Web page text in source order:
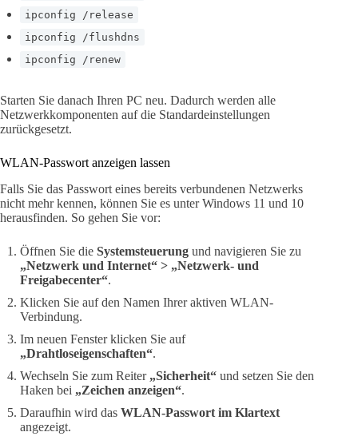
ipconfig /release
ipconfig /flushdns
ipconfig /renew
Starten Sie danach Ihren PC neu. Dadurch werden alle
Netzwerkkomponenten auf die Standardeinstellungen
zurückgesetzt.
WLAN-Passwort anzeigen lassen
Falls Sie das Passwort eines bereits verbundenen Netzwerks
nicht mehr kennen, können Sie es unter Windows 11 und 10
herausfinden. So gehen Sie vor:
Öffnen Sie die Systemsteuerung und navigieren Sie zu
„Netzwerk und Internet“ > „Netzwerk- und
Freigabecenter“.
Klicken Sie auf den Namen Ihrer aktiven WLAN-
Verbindung.
Im neuen Fenster klicken Sie auf
„Drahtloseigenschaften“.
Wechseln Sie zum Reiter „Sicherheit“ und setzen Sie den
Haken bei „Zeichen anzeigen“.
Daraufhin wird das WLAN-Passwort im Klartext
angezeigt.